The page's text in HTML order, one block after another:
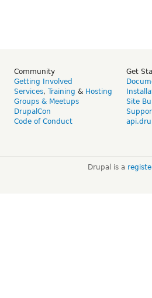
Community
Getting Involved
Services, Training & Hosting
Groups & Meetups
DrupalCon
Code of Conduct
Get
Site
Drupal is a